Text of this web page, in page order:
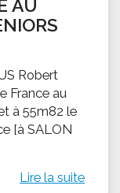
AU
Robert
France au
à 55m82 le
[à SALON
Lire la suite